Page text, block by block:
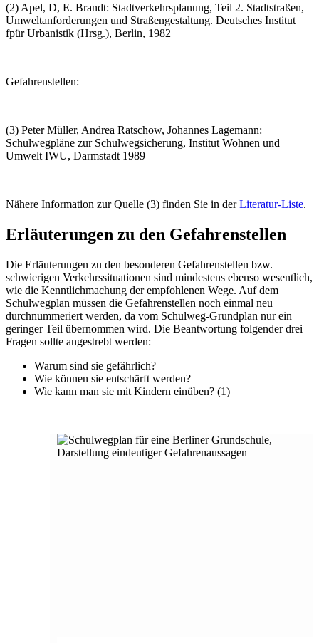
(2) Apel, D, E. Brandt: Stadtverkehrsplanung, Teil 2. Stadtstraßen,
Umweltanforderungen und Straßengestaltung. Deutsches Institut
fpür Urbanistik (Hrsg.), Berlin, 1982
Gefahrenstellen:
(3) Peter Müller, Andrea Ratschow, Johannes Lagemann:
Schulwegpläne zur Schulwegsicherung, Institut Wohnen und
Umwelt IWU, Darmstadt 1989
Nähere Information zur Quelle (3) finden Sie in derLiteratur-Liste.
Erläuterungen zu den Gefahrenstellen
Die Erläuterungen zu den besonderen Gefahrenstellen bzw.
schwierigen Verkehrssituationen sind mindestens ebenso wesentlich,
wie die Kenntlichmachung der empfohlenen Wege. Auf dem
Schulwegplan müssen die Gefahrenstellen noch einmal neu
durchnummeriert werden, da vom Schulweg-Grundplan nur ein
geringer Teil übernommen wird. Die Beantwortung folgender drei
Fragen sollte angestrebt werden:
Warum sind sie gefährlich?
Wie können sie entschärft werden?
Wie kann man sie mit Kindern einüben? (1)